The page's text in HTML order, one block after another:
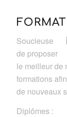
Soucieuse
de proposer
le meilleur de
formations
de nouveaux
Diplômes :